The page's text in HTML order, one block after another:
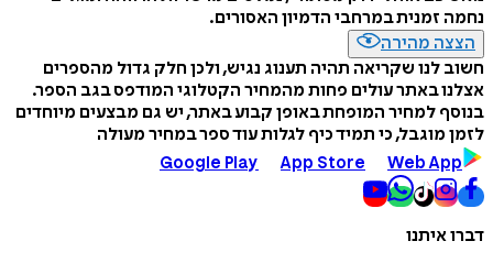
נחמה זמנית במרחבי הדמיון האסורים.
הצצה מהירה
חשוב לנו שקריאה תהיה תענוג נגיש, ולכן חלק גדול מהספרים
אצלנו באתר עולים פחות מהמחיר הקטלוגי המודפס בגב הספר.
בנוסף למחיר המופחת באופן קבוע באתר, יש גם מבצעים מיוחדים
לזמן מוגבל, כי תמיד כיף לגלות עוד ספר במחיר מעולה
Google Play
App Store Web App
דברו איתנו